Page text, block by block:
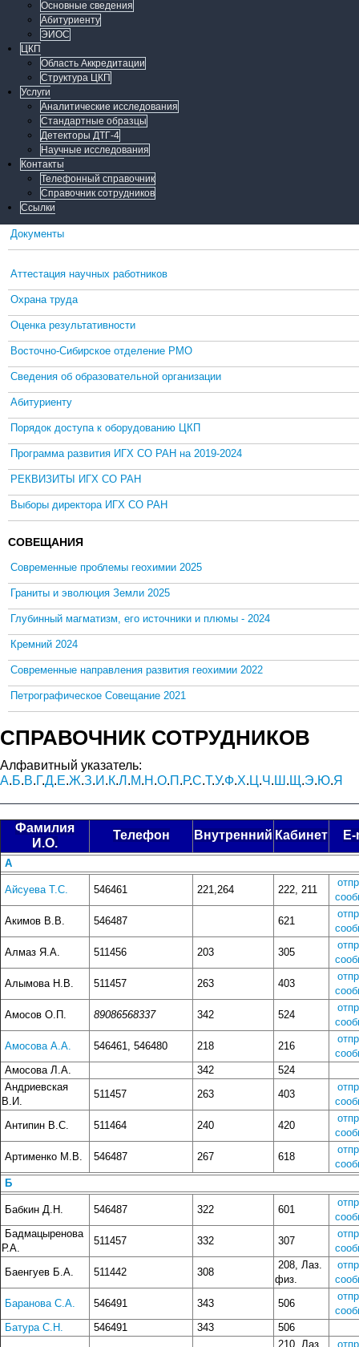
Основные сведения
Абитуриенту
ЭИОС
ЦКП
Область Аккредитации
Структура ЦКП
Услуги
Аналитические исследования
Стандартные образцы
Детекторы ДТГ-4
Научные исследования
Контакты
Телефонный справочник
Справочник сотрудников
Ссылки
Документы
Аттестация научных работников
Охрана труда
Оценка результативности
Восточно-Сибирское отделение РМО
Сведения об образовательной организации
Абитуриенту
Порядок доступа к оборудованию ЦКП
Программа развития ИГХ СО РАН на 2019-2024
РЕКВИЗИТЫ ИГХ СО РАН
Выборы директора ИГХ СО РАН
СОВЕЩАНИЯ
Современные проблемы геохимии 2025
Граниты и эволюция Земли 2025
Глубинный магматизм, его источники и плюмы - 2024
Кремний 2024
Современные направления развития геохимии 2022
Петрографическое Совещание 2021
СПРАВОЧНИК СОТРУДНИКОВ
Алфавитный указатель:
А.Б.В.Г.Д.Е.Ж.З.И .К.Л .М.Н .О.П .Р.С.Т.У.Ф.Х. Ц .Ч . Ш . Щ .Э.Ю.Я
Фамилия
И.О.
Телефон Внутренний Кабинет
А
Айсуева Т.С. 546461 221,264 222, 211
Акимов В.В.
546487 621
Алмаз Я.А.
511456 203 305
Алымова Н.В.
511457 263 403
Амосов О.П.
89086568337 342 524
Амосова А.А.
546461, 546480 218 216
Амосова Л.А.
342
524
Андриевская
В.И.
511457 263 403
Антипин В.С.
511464 240 420
Артименко М.В.
546487 267 618
Б
Бабкин Д.Н. 546487 322 601
Бадмацыренова
Р.А.
511457 332 307
Баенгуев Б.А.
511442 308
208, Лаз.
физ.
Баранова С.А.
546491 343 506
Батура С.Н.
546491 343
506
210, Лаз.